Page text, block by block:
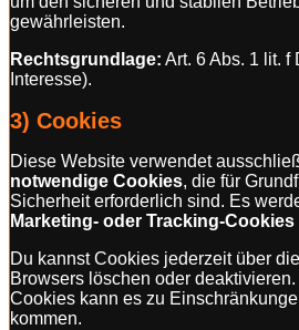
gewährleisten.
Rechtsgrundlage: Art. 6 Abs. 1 lit. f
Interesse).
3) Cookies
Diese Website verwendet
notwendige Cookies, die für
Sicherheit erforderlich sind. Es
Marketing- oder Tracking-Cookies
Du kannst Cookies jederzeit über
Browsers löschen oder
Cookies kann es zu
kommen.